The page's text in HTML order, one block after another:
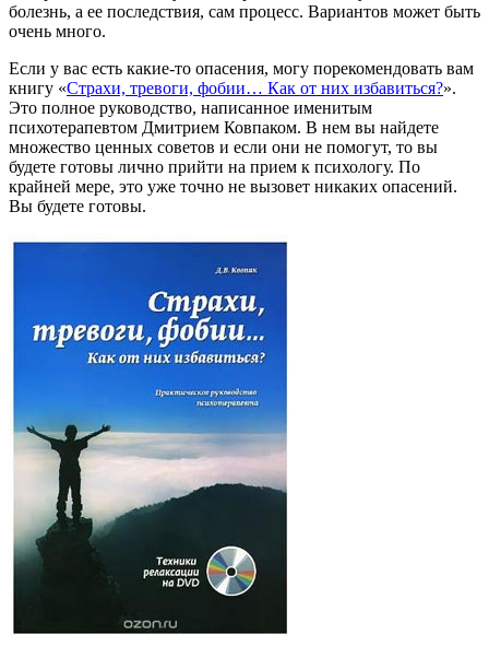
болезнь, а ее последствия, сам процесс. Вариантов может быть
очень много.
Если у вас есть какие-то опасения, могу порекомендовать вам
книгу «Страхи, тревоги, фобии… Как от них избавиться?».
Это полное руководство, написанное именитым
психотерапевтом Дмитрием Ковпаком. В нем вы найдете
множество ценных советов и если они не помогут, то вы
будете готовы лично прийти на прием к психологу. По
крайней мере, это уже точно не вызовет никаких опасений.
Вы будете готовы.